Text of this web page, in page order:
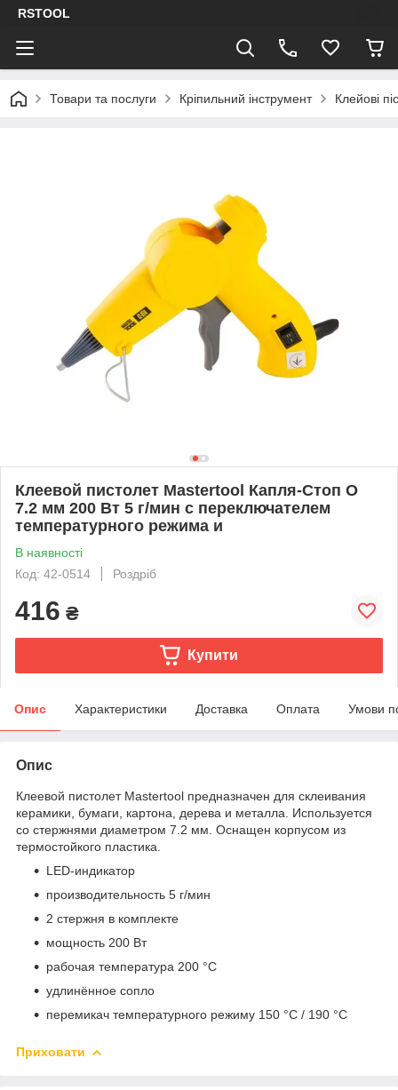
RSTOOL
Товари та послуги Кріпильний інструмент Клейові
Клеевой пистолет Mastertool Капля-Стоп O
7.2 мм 200 Вт 5 г/мин с переключателем
температурного режима и
В наявності
Код: 42-0514
Роздріб
416 ₴
Купити
Опис Характеристики Доставка Оплата Умови
Опис
Клеевой пистолет Mastertool предназначен для склеивания
керамики, бумаги, картона, дерева и металла. Используется
со стержнями диаметром 7.2 мм. Оснащен корпусом из
термостойкого пластика.
LED-индикатор
производительность 5 г/мин
2 стержня в комплекте
мощность 200 Вт
рабочая температура 200 °С
удлинённое сопло
перемикач температурного режиму 150 °С / 190 °С
Приховати